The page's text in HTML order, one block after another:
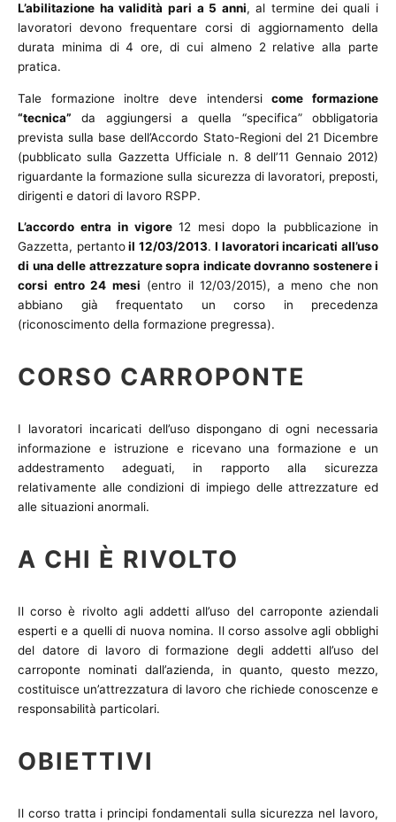
L’abilitazione ha validità pari a 5 anni, al termine dei quali i
lavoratori devono frequentare corsi di aggiornamento della
durata minima di 4 ore, di cui almeno 2 relative alla parte
pratica.
Tale formazione inoltre deve intendersicome formazione
“tecnica” da aggiungersi a quella “specifica” obbligatoria
prevista sulla base dell’Accordo Stato-Regioni del 21 Dicembre
(pubblicato sulla Gazzetta Ufficiale n. 8 dell’11 Gennaio 2012)
riguardante la formazione sulla sicurezza di lavoratori, preposti,
dirigenti e datori di lavoro RSPP.
L’accordo entra in vigore 12 mesi dopo la pubblicazione in
Gazzetta, pertantoil 12/03/2013.I lavoratori incaricati all’uso
di una delle attrezzature sopra indicate dovranno sostenere i
corsi entro 24 mesi (entro il 12/03/2015), a meno che non
abbiano già frequentato un corso in precedenza
(riconoscimento della formazione pregressa).
CORSO CARROPONTE
I lavoratori incaricati dell’uso dispongano di ogni necessaria
informazione e istruzione e ricevano una formazione e un
addestramento adeguati, in rapporto alla sicurezza
relativamente alle condizioni di impiego delle attrezzature ed
alle situazioni anormali.
A CHI È RIVOLTO
Il corso è rivolto agli addetti all’uso del carroponte aziendali
esperti e a quelli di nuova nomina. Il corso assolve agli obblighi
del datore di lavoro di formazione degli addetti all’uso del
carroponte nominati dall’azienda, in quanto, questo mezzo,
costituisce un’attrezzatura di lavoro che richiede conoscenze e
responsabilità particolari.
OBIETTIVI
Il corso tratta i principi fondamentali sulla sicurezza nel lavoro,